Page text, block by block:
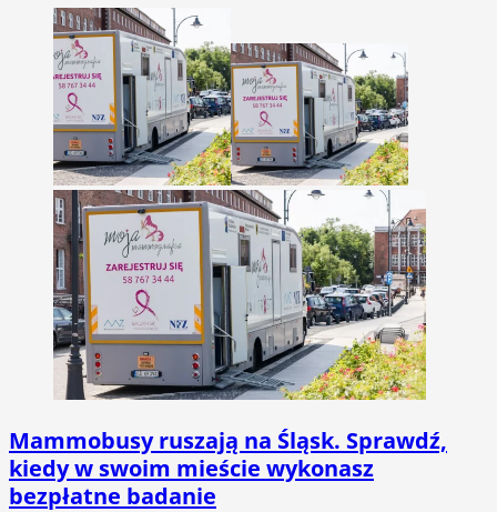
Mammobusy ruszają na Śląsk. Sprawdź,
kiedy w swoim mieście wykonasz
bezpłatne badanie